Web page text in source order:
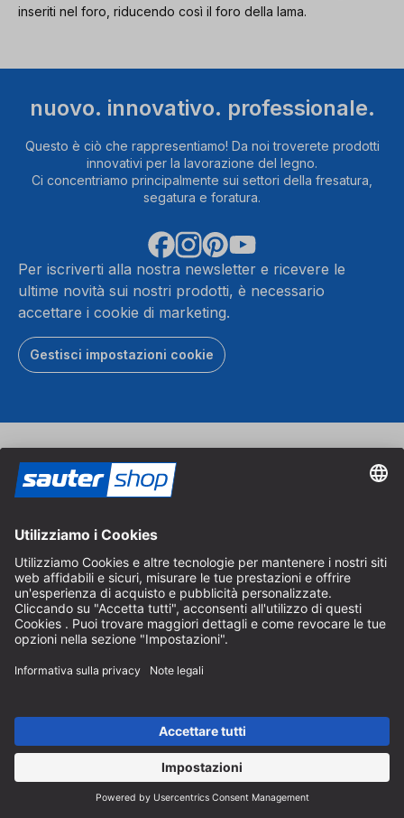
inseriti nel foro, riducendo così il foro della lama.
nuovo. innovativo. professionale.
Questo è ciò che rappresentiamo! Da noi troverete prodotti
innovativi per la lavorazione del legno.
Ci concentriamo principalmente sui settori della fresatura,
segatura e foratura.
Per iscriverti alla nostra newsletter e ricevere le
ultime novità sui nostri prodotti, è necessario
accettare i cookie di marketing.
Gestisci impostazioni cookie
Buoni regalo
sautershop.
Ordina buono regalo
Catalogo
nostra gamma completa.